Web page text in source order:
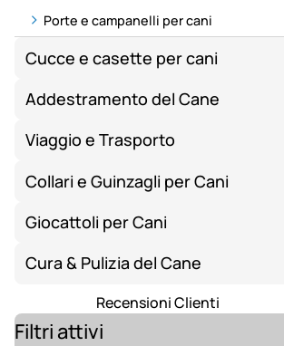
Porte e campanelli per cani
Cucce e casette per cani
Addestramento del Cane
Viaggio e Trasporto
Collari e Guinzagli per Cani
Giocattoli per Cani
Cura & Pulizia del Cane
Recensioni Clienti
Filtri attivi